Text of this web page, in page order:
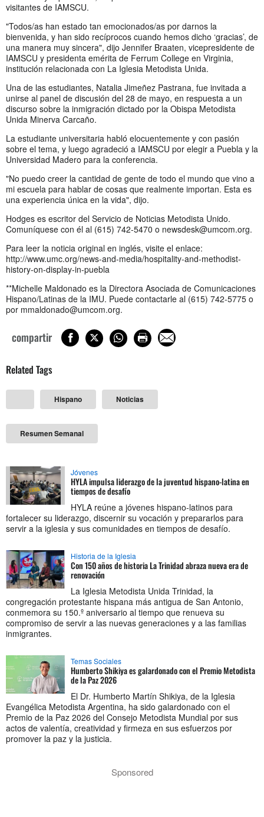
visitantes de IAMSCU.
"Todos/as han estado tan emocionados/as por darnos la
bienvenida, y han sido recíprocos cuando hemos dicho ‘gracias’, de
una manera muy sincera", dijo Jennifer Braaten, vicepresidente de
IAMSCU y presidenta emérita de Ferrum College en Virginia,
institución relacionada con La Iglesia Metodista Unida.
Una de las estudiantes, Natalia Jimeñez Pastrana, fue invitada a
unirse al panel de discusión del 28 de mayo, en respuesta a un
discurso sobre la inmigración dictado por la Obispa Metodista
Unida Minerva Carcaño.
La estudiante universitaria habló elocuentemente y con pasión
sobre el tema, y luego agradeció a IAMSCU por elegir a Puebla y la
Universidad Madero para la conferencia.
"No puedo creer la cantidad de gente de todo el mundo que vino a
mi escuela para hablar de cosas que realmente importan. Esta es
una experiencia única en la vida", dijo.
Hodges es escritor del Servicio de Noticias Metodista Unido.
Comuníquese con él al (615) 742-5470 o newsdesk@umcom.org.
Para leer la noticia original en inglés, visite el enlace:
http://www.umc.org/news-and-media/hospitality-and-methodist-
history-on-display-in-puebla
**Michelle Maldonado es la Directora Asociada de Comunicaciones
Hispano/Latinas de la IMU. Puede contactarle al (615) 742-5775 o
por mmaldonado@umcom.org.
compartir
Related Tags
Hispano Noticias
Resumen Semanal
Jóvenes
HYLA impulsa liderazgo de la juventud hispano-latina en
tiempos de desafío
HYLA reúne a jóvenes hispano-latinos para
fortalecer su liderazgo, discernir su vocación y prepararlos para
servir a la iglesia y sus comunidades en tiempos de desafío.
Historia de la Iglesia
Con 150 años de historia La Trinidad abraza nueva era de
renovación
La Iglesia Metodista Unida Trinidad, la
congregación protestante hispana más antigua de San Antonio,
conmemora su 150.º aniversario al tiempo que renueva su
compromiso de servir a las nuevas generaciones y a las familias
inmigrantes.
Temas Sociales
Humberto Shikiya es galardonado con el Premio Metodista
de la Paz 2026
El Dr. Humberto Martín Shikiya, de la Iglesia
Evangélica Metodista Argentina, ha sido galardonado con el
Premio de la Paz 2026 del Consejo Metodista Mundial por sus
actos de valentía, creatividad y firmeza en sus esfuerzos por
promover la paz y la justicia.
Sponsored